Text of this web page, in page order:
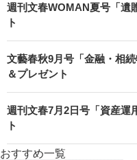
週刊文春WOMAN夏号「遺
ト
文藝春秋9月号「金融・相
＆プレゼント
週刊文春7月2日号「資産運
ト
おすすめ一覧